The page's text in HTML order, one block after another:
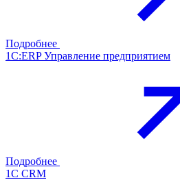
Подробнее
1С:ERP Управление предприятием
Подробнее
1С CRM